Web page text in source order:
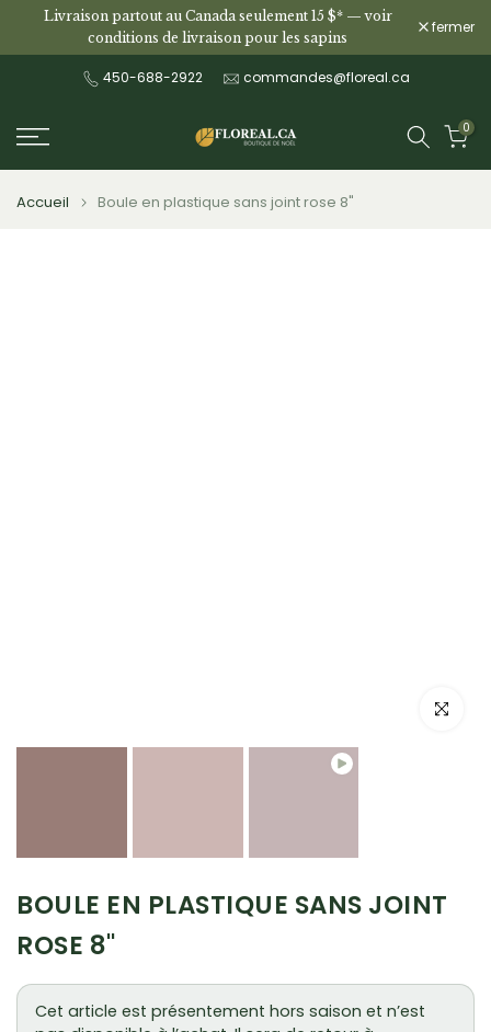
AllerLivraison partout au Canada seulement 15 $* —voir
conditions de livraison pour les sapins
fermer
450-688-2922 commandes@floreal.ca
0
Accueil Boule en plastique sans joint rose 8"
Cliquez
BOULE EN PLASTIQUE SANS JOINT
ROSE 8"
Cet article est présentement hors saison et n’est